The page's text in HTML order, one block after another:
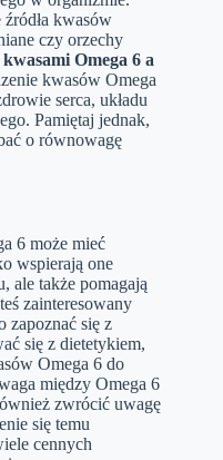
kwasów
czy orzechy
Omega 6 a
kwasów Omega
serca, układu
Pamiętaj jednak,
o równowagę
6 może mieć
wspierają one
ale także pomagają
zainteresowany
zapoznać się z
się z dietetykiem,
Omega 6 do
między Omega 6
zwrócić uwagę
się temu
cennych